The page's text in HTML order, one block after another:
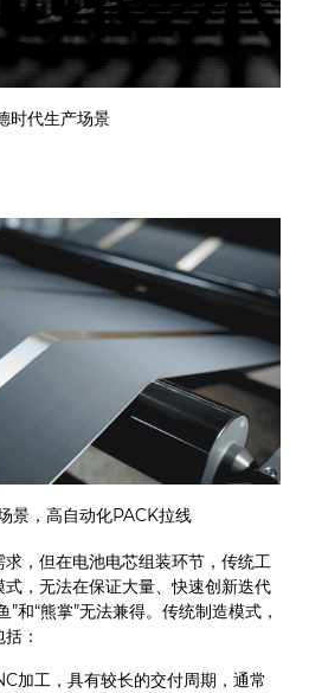
时代生产场景
景，高自动化PACK拉线
，但在电池电芯组装环节，传统工
，无法在保证大量、快速创新迭代
和“熊掌”无法兼得。传统制造模式，
：
加工，具有较长的交付周期，通常